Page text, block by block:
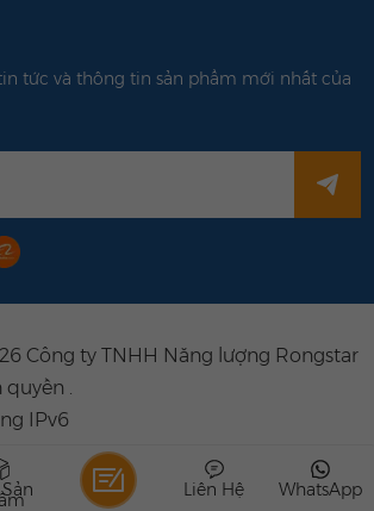
tức và thông tin sản phẩm mới nhất của
Công ty TNHH Năng lượng Rongstar
.
IPv6
WhatsApp
Liên Hệ